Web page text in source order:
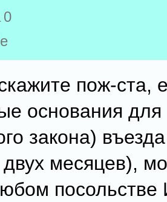
0
пож-ста,
основания для
закона)
двух месяцев),
посольстве